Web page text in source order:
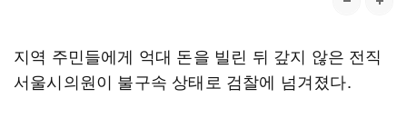
지역 주민들에게 억대 돈을 빌린 뒤 갚지 않은 전직
서울시의원이 불구속 상태로 검찰에 넘겨졌다.